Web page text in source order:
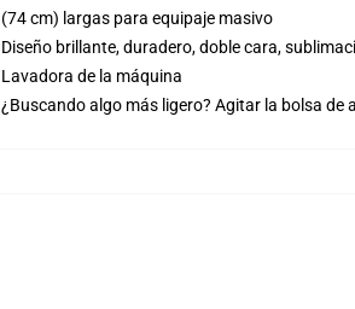
(74 cm) largas para equipaje masivo
Diseño brillante, duradero, doble cara,
Lavadora de la máquina
¿Buscando algo más ligero? Agitar la bolsa de